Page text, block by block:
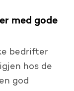
med gode
bedrifter
hos de
god